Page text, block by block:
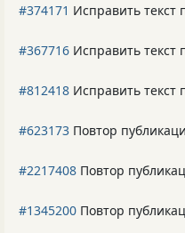
#374171 Исправить текст
#367716 Исправить текст
#812418 Исправить текст
#623173 Повтор
#2217408 Повтор
#1345200 Повтор